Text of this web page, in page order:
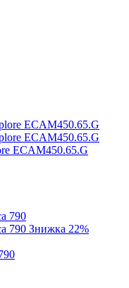
ECAM450.65.G
Знижка 22%